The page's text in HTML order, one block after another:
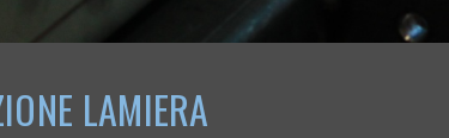
LAMIERA